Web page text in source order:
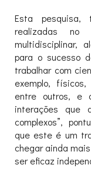
Esta
realizadas no
multidisciplinar,
para o sucesso
trabalhar com
exemplo,
entre outros, e
interações que
complexos”,
que este é um
chegar ainda
ser eficaz